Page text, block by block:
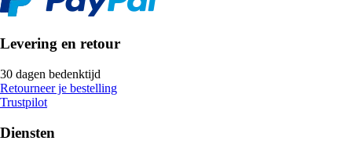
Levering en retour
30 dagen bedenktijd
Retourneer je bestelling
Trustpilot
Diensten